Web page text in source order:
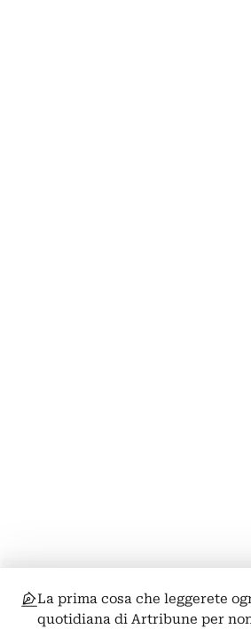
La prima cosa che leggerete
quotidiana di Artribune per